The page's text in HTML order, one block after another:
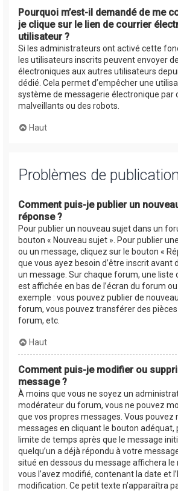
Pourquoi m’est-il demandé de me
je clique sur le lien de courrier
utilisateur ?
Si les administrateurs ont activé cette
les utilisateurs inscrits peuvent envoyer
électroniques aux autres utilisateurs
dédié. Cela permet d’empêcher une
système de messagerie électronique par
malveillants ou des robots.
Haut
Problèmes de
Comment puis-je publier un
réponse ?
Pour publier un nouveau sujet dans un
bouton « Nouveau sujet ». Pour publier
ou un message, cliquez sur le bouton «
que vous ayez besoin d’être inscrit avant
un message. Sur chaque forum, une liste
est affichée en bas de l’écran du forum
exemple : vous pouvez publier de
forum, vous pouvez transférer des
forum, etc.
Haut
Comment puis-je modifier ou
message ?
À moins que vous ne soyez un
modérateur du forum, vous ne pouvez
que vos propres messages. Vous pouvez
messages en cliquant le bouton adéquat,
limite de temps après que le message
quelqu’un a déjà répondu à votre
situé en dessous du message affichera
vous l’avez modifié, contenant la date et
modification. Ce petit texte n’apparaîtra